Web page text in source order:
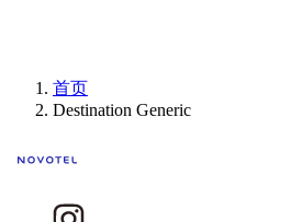
首页
Destination Generic